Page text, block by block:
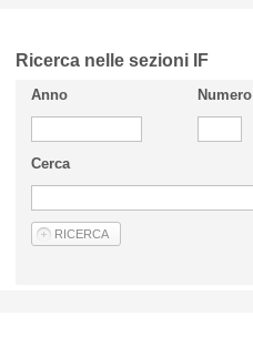
Ricerca nelle sezioni IF
Anno Numero
Cerca